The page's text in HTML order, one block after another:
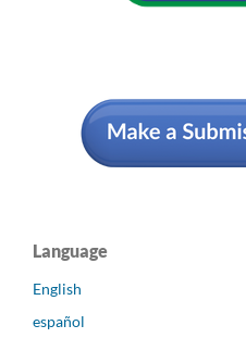
Language
English
español